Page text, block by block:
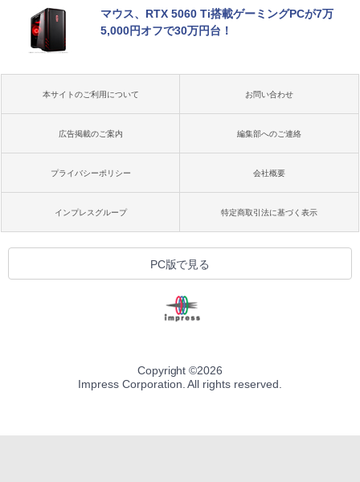
マウス、RTX 5060 Ti搭載ゲーミングPCが7万
5,000円オフで30万円台！
本サイトのご利用について お問い合わせ
広告掲載のご案内 編集部へのご連絡
プライバシーポリシー 会社概要
インプレスグループ 特定商取引法に基づく表示
PC版で見る
Copyright ©2026
Impress Corporation. All rights reserved.